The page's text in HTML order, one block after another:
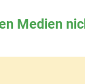
Medien